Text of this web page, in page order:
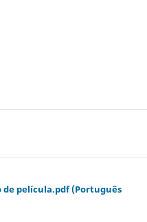
película.pdf (Português